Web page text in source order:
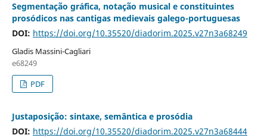
Segmentação gráfica, notação musical e constituintes
prosódicos nas cantigas medievais galego-portuguesas
DOI: https://doi.org/10.35520/diadorim.2025.v27n3a68249
Gladis Massini-Cagliari
e68249
PDF
Justaposição: sintaxe, semântica e prosódia
DOI: https://doi.org/10.35520/diadorim.2025.v27n3a68444